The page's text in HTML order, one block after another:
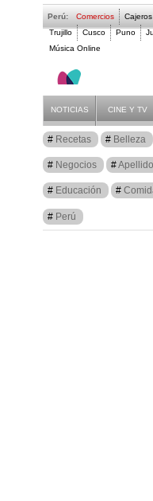
Perú: Comercios
Trujillo
Cusco Puno
Música Online
NOTICIAS CINE Y TV
Recetas Belleza
Negocios
Educación
Perú